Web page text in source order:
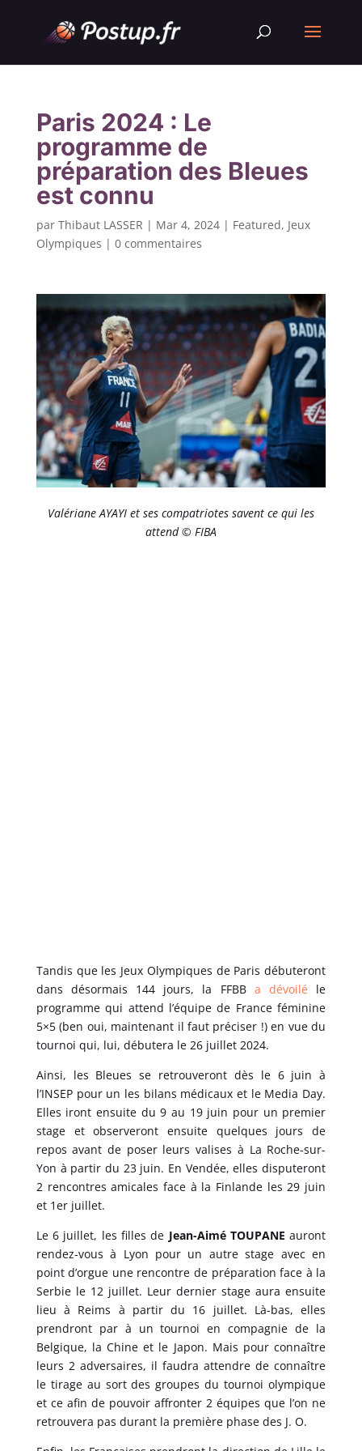
Paris 2024 : Le
programme de
préparation des Bleues
est connu
par Thibaut LASSER | Mar 4, 2024| Featured, Jeux
Olympiques | 0 commentaires
Valériane AYAYI et ses compatriotes savent ce qui les
attend © FIBA
Tandis que les Jeux Olympiques de Paris débuteront
dans désormais 144 jours, la FFBB a dévoilé le
programme qui attend l’équipe de France féminine
5×5 (ben oui, maintenant il faut préciser !) en vue du
tournoi qui, lui, débutera le 26 juillet 2024.
Ainsi, les Bleues se retrouveront dès le 6 juin à
l’INSEP pour un les bilans médicaux et le Media Day.
Elles iront ensuite du 9 au 19 juin pour un premier
stage et observeront ensuite quelques jours de
repos avant de poser leurs valises à La Roche-sur-
Yon à partir du 23 juin. En Vendée, elles disputeront
2 rencontres amicales face à la Finlande les 29 juin
et 1er juillet.
Le 6 juillet, les filles de Jean-Aimé TOUPANE auront
rendez-vous à Lyon pour un autre stage avec en
point d’orgue une rencontre de préparation face à la
Serbie le 12 juillet. Leur dernier stage aura ensuite
lieu à Reims à partir du 16 juillet. Là-bas, elles
prendront par à un tournoi en compagnie de la
Belgique, la Chine et le Japon. Mais pour connaître
leurs 2 adversaires, il faudra attendre de connaître
le tirage au sort des groupes du tournoi olympique
et ce afin de pouvoir affronter 2 équipes que l’on ne
retrouvera pas durant la première phase des J. O.